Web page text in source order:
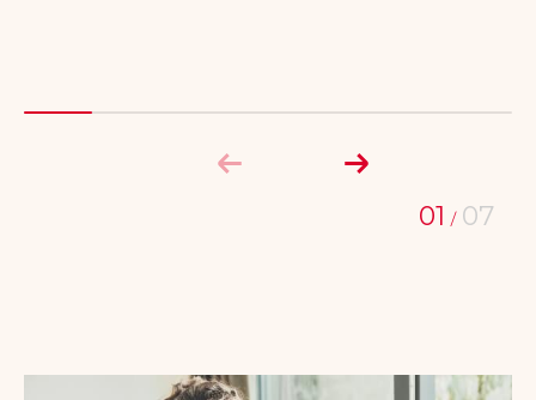
01 /07